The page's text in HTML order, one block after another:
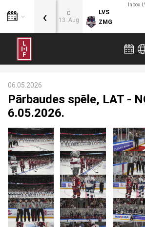
C
13. Aug
LVS
ZMG
‹
06.05.2026
Pārbaudes spēle, LAT -
6.05.2026.